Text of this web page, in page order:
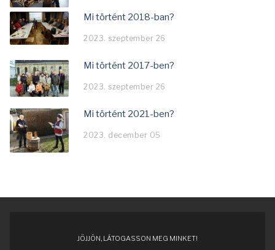
Mi történt 2018-ban?
2023. szeptember 26
Mi történt 2017-ben?
2023. szeptember 26
Mi történt 2021-ben?
2023. december 05
JÖJJÖN, LÁTOGASSON MEG MINKET!